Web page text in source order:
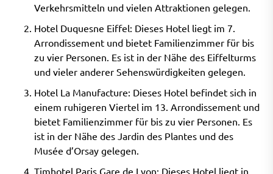
Verkehrsmitteln und vielen Attraktionen gelegen.
Hotel Duquesne Eiffel: Dieses Hotel liegt im 7.
Arrondissement und bietet Familienzimmer für bis
zu vier Personen. Es ist in der Nähe des Eiffelturms
und vieler anderer Sehenswürdigkeiten gelegen.
Hotel La Manufacture: Dieses Hotel befindet sich in
einem ruhigeren Viertel im 13. Arrondissement und
bietet Familienzimmer für bis zu vier Personen. Es
ist in der Nähe des Jardin des Plantes und des
Musée d’Orsay gelegen.
Timhotel Paris Gare de Lyon: Dieses Hotel liegt in